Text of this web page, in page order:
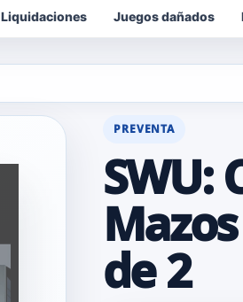
Liquidaciones Juegos dañados
PREVENTA
SWU:
de 2